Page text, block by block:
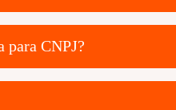
para CNPJ?